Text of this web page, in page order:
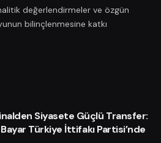
değerlendirmeler ve özgün
bilinçlenmesine katkı
Siyasete Güçlü Transfer:
Türkiye İttifakı Partisi’nde